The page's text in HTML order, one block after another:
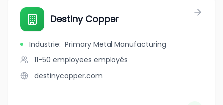
Destiny Copper
Industrie: Primary Metal Manufacturing
11-50 employees employés
destinycopper.com